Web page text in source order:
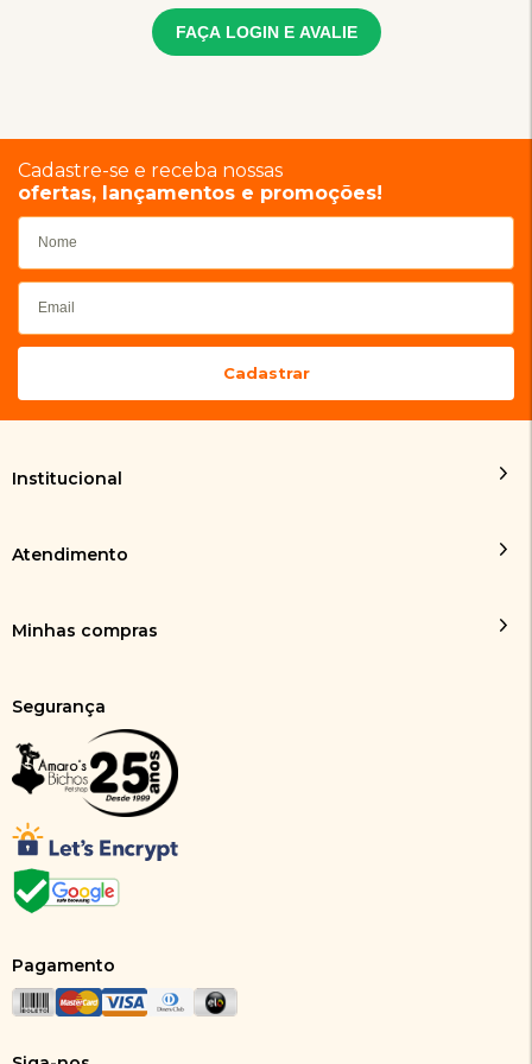
FAÇA LOGIN E AVALIE
Cadastre-se e receba nossas
ofertas, lançamentos e promoções!
Institucional
Atendimento
Minhas compras
Segurança
Pagamento